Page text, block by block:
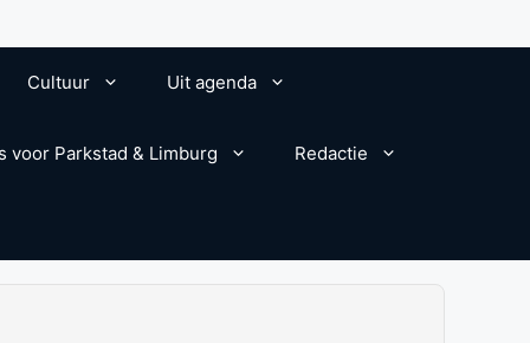
Cultuur Uit agenda
voor Parkstad & Limburg Redactie